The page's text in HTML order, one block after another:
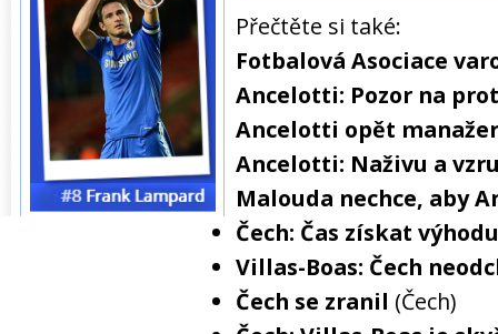
Přečtěte si také:
Fotbalová Asociace
Ancelotti: Pozor na
Ancelotti opět
Ancelotti: Naživu a
Malouda nechce, aby
Čech: Čas získat výhodu
Villas-Boas: Čech
Čech se zranil (Čech)